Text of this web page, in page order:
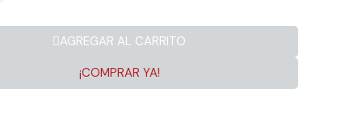
AGREGAR AL CARRITO
¡COMPRAR YA!